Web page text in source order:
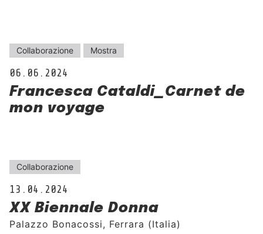
Collaborazione Mostra
06.06.2024
Francesca Cataldi_Carnet de
mon voyage
Collaborazione
13.04.2024
XX Biennale Donna
Palazzo Bonacossi, Ferrara (Italia)